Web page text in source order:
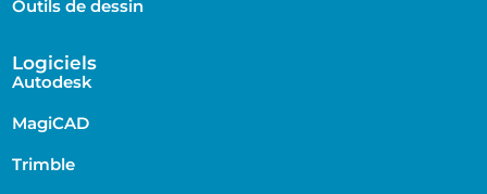
Outils de dessin
Logiciels
Autodesk
MagiCAD
Trimble